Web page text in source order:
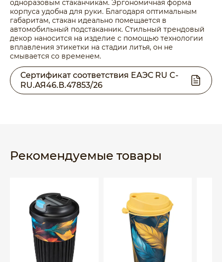
одноразовым стаканчикам. Эргономичная форма
корпуса удобна для руки. Благодаря оптимальным
габаритам, стакан идеально помещается в
автомобильный подстаканник. Стильный трендовый
декор наносится на изделие с помощью технологии
вплавления этикетки на стадии литья, он не
смывается со временем.
Сертификат соответствия ЕАЭС RU C-
RU.АЯ46.В.47853/26
Рекомендуемые товары